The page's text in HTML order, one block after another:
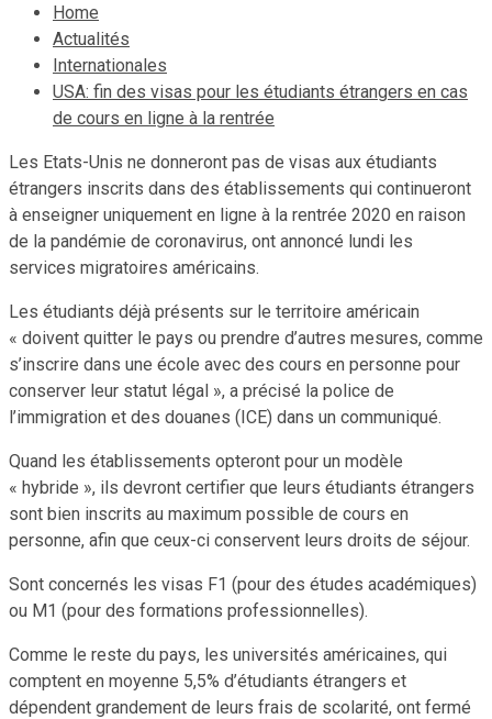
Home
Actualités
Internationales
USA: fin des visas pour les étudiants étrangers en cas
de cours en ligne à la rentrée
Les Etats-Unis ne donneront pas de visas aux étudiants
étrangers inscrits dans des établissements qui continueront
à enseigner uniquement en ligne à la rentrée 2020 en raison
de la pandémie de coronavirus, ont annoncé lundi les
services migratoires américains.
Les étudiants déjà présents sur le territoire américain
« doivent quitter le pays ou prendre d’autres mesures, comme
s’inscrire dans une école avec des cours en personne pour
conserver leur statut légal », a précisé la police de
l’immigration et des douanes (ICE) dans un communiqué.
Quand les établissements opteront pour un modèle
« hybride », ils devront certifier que leurs étudiants étrangers
sont bien inscrits au maximum possible de cours en
personne, afin que ceux-ci conservent leurs droits de séjour.
Sont concernés les visas F1 (pour des études académiques)
ou M1 (pour des formations professionnelles).
Comme le reste du pays, les universités américaines, qui
comptent en moyenne 5,5% d’étudiants étrangers et
dépendent grandement de leurs frais de scolarité, ont fermé